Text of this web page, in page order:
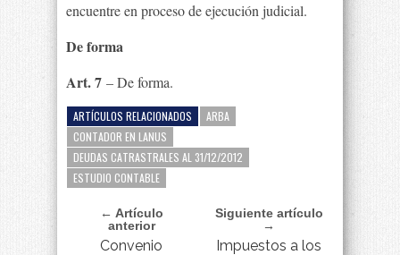
encuentre en proceso de ejecución judicial.
De forma
Art. 7 – De forma.
ARTÍCULOS RELACIONADOS
ARBA
CONTADOR EN LANUS
DEUDAS CATRASTRALES AL 31/12/2012
ESTUDIO CONTABLE
← Artículo
anterior
Convenio
Siguiente artículo
→
Impuestos a los